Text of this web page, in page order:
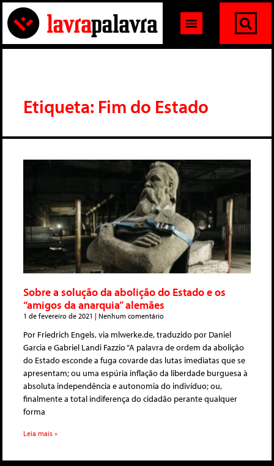
Etiqueta: Fim do Estado
Sobre a solução da abolição do Estado e os
“amigos da anarquia” alemães
1 de fevereiro de 2021 Nenhum comentário
Por Friedrich Engels, via mlwerke.de, traduzido por Daniel
Garcia e Gabriel Landi Fazzio “A palavra de ordem da abolição
do Estado esconde a fuga covarde das lutas imediatas que se
apresentam; ou uma espúria inflação da liberdade burguesa à
absoluta independência e autonomia do indivíduo; ou,
finalmente a total indiferença do cidadão perante qualquer
forma
Leia mais »